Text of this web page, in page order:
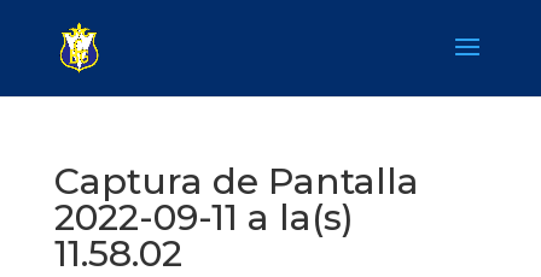
Captura de Pantalla
2022-09-11 a la(s)
11.58.02